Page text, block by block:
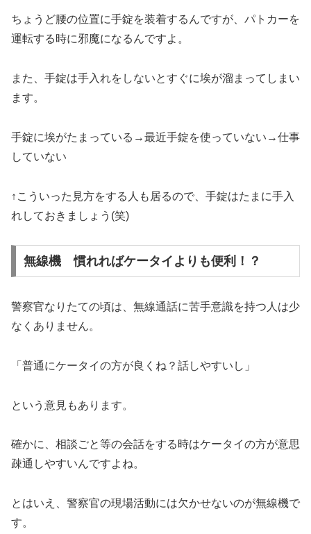
ちょうど腰の位置に手錠を装着するんですが、パトカーを
運転する時に邪魔になるんですよ。
また、手錠は手入れをしないとすぐに埃が溜まってしまい
ます。
手錠に埃がたまっている→最近手錠を使っていない→仕事
していない
↑こういった見方をする人も居るので、手錠はたまに手入
れしておきましょう(笑)
無線機 慣れればケータイよりも便利！？
警察官なりたての頃は、無線通話に苦手意識を持つ人は少
なくありません。
「普通にケータイの方が良くね？話しやすいし」
という意見もあります。
確かに、相談ごと等の会話をする時はケータイの方が意思
疎通しやすいんですよね。
とはいえ、警察官の現場活動には欠かせないのが無線機で
す。